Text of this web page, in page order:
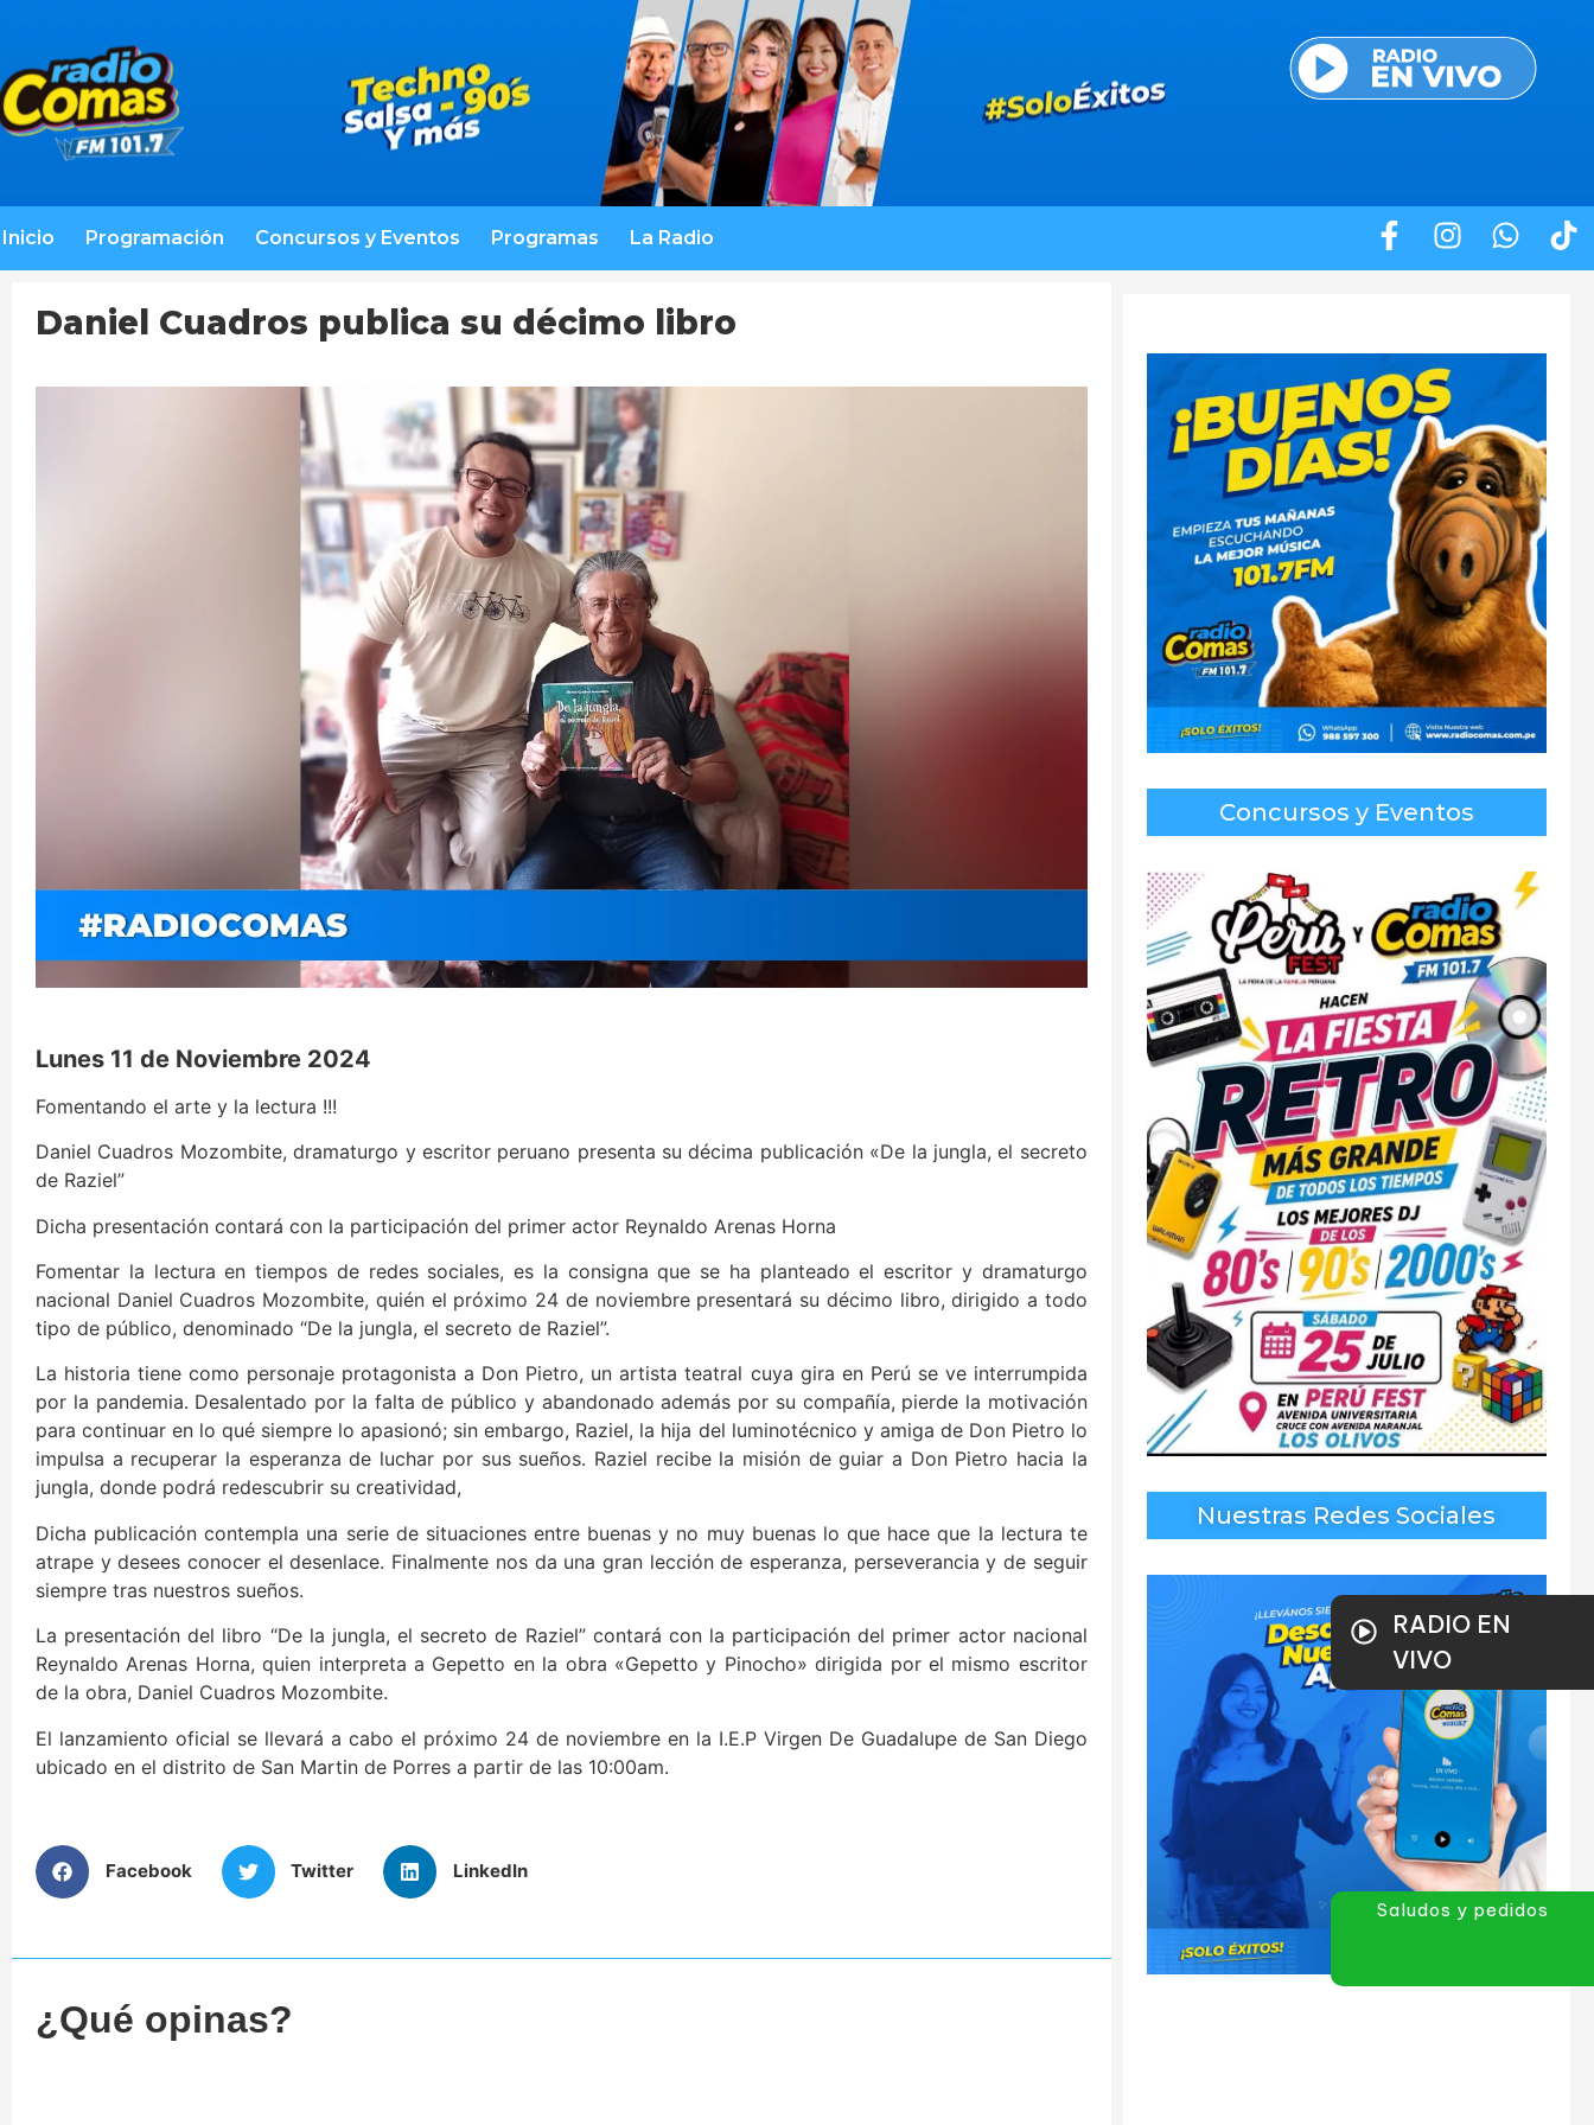
Inicio Programación Concursos y Eventos Programas La Radio
Daniel Cuadros publica su décimo libro
Lunes 11 de Noviembre 2024
Fomentando el arte y la lectura !!!
Daniel Cuadros Mozombite, dramaturgo y escritor peruano presenta su décima publicación «De la jungla, el secreto
de Raziel”
Dicha presentación contará con la participación del primer actor Reynaldo Arenas Horna
Fomentar la lectura en tiempos de redes sociales, es la consigna que se ha planteado el escritor y dramaturgo
nacional Daniel Cuadros Mozombite, quién el próximo 24 de noviembre presentará su décimo libro, dirigido a todo
tipo de público, denominado “De la jungla, el secreto de Raziel”.
La historia tiene como personaje protagonista a Don Pietro, un artista teatral cuya gira en Perú se ve interrumpida
por la pandemia. Desalentado por la falta de público y abandonado además por su compañía, pierde la motivación
para continuar en lo qué siempre lo apasionó; sin embargo, Raziel, la hija del luminotécnico y amiga de Don Pietro lo
impulsa a recuperar la esperanza de luchar por sus sueños. Raziel recibe la misión de guiar a Don Pietro hacia la
jungla, donde podrá redescubrir su creatividad,
Dicha publicación contempla una serie de situaciones entre buenas y no muy buenas lo que hace que la lectura te
atrape y desees conocer el desenlace. Finalmente nos da una gran lección de esperanza, perseverancia y de seguir
siempre tras nuestros sueños.
La presentación del libro “De la jungla, el secreto de Raziel” contará con la participación del primer actor nacional
Reynaldo Arenas Horna, quien interpreta a Gepetto en la obra «Gepetto y Pinocho» dirigida por el mismo escritor
de la obra, Daniel Cuadros Mozombite.
El lanzamiento oficial se llevará a cabo el próximo 24 de noviembre en la I.E.P Virgen De Guadalupe de San Diego
ubicado en el distrito de San Martin de Porres a partir de las 10:00am.
Facebook Twitter LinkedIn
¿Qué opinas?
Concursos y Eventos
Nuestras Redes Sociales
RADIO EN
VIVO
Saludos y pedidos